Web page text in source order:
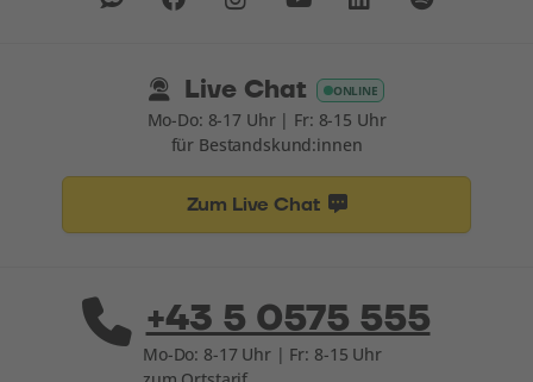
Live Chat ONLINE
Mo-Do: 8-17 Uhr | Fr: 8-15 Uhr
für Bestandskund:innen
Zum Live Chat
+43 5 0575 555
Mo-Do: 8-17 Uhr | Fr: 8-15 Uhr